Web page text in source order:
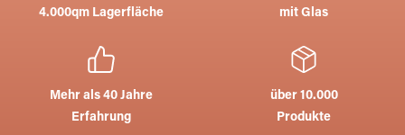
4.000qm Lagerfläche
mit Glas
Mehr als 40 Jahre
Erfahrung
über 10.000
Produkte